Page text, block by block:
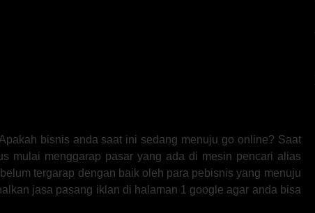
bisnis anda saat ini sedang menuju go online? Saat
mulai menggarap pasar yang ada di mesin pencari alias
tergarap dengan baik oleh para pebisnis yang menuju
jasa pasang iklan di halaman 1 google agar anda bisa